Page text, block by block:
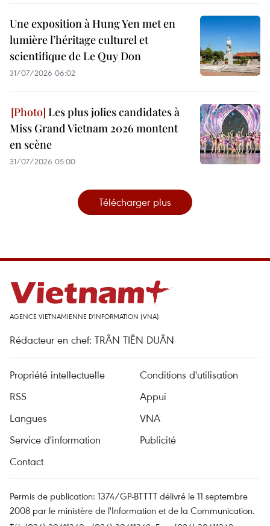
Une exposition à Hung Yen met en
lumière l’héritage culturel et
scientifique de Le Quy Don
31/07/2026 06:02
Les plus jolies candidates à
Miss Grand Vietnam 2026 montent
en scène
31/07/2026 05:00
Télécharger plus
AGENCE VIETNAMIENNE D'INFORMATION (VNA)
Rédacteur en chef: TRÂN TIÊN DUÂN
Propriété intellectuelle
Conditions d'utilisation
RSS
Appui
Langues
VNA
Service d'information
Publicité
Contact
Permis de publication: 1374/GP-BTTTT délivré le 11 septembre
2008 par le ministère de l'Information et de la Communication.